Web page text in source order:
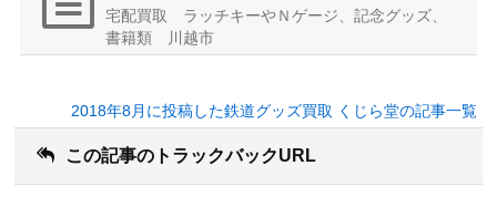
宅配買取 ラッチキーやＮゲージ、記念グッズ、
書籍類 川越市
2018年8月に投稿した鉄道グッズ買取 くじら堂の記事一覧
この記事のトラックバックURL